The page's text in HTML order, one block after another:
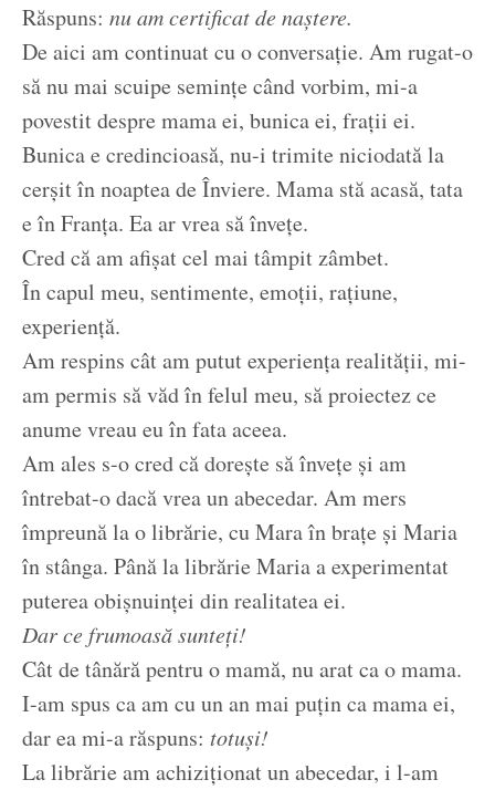
Răspuns: nu am certificat de naștere.
De aici am continuat cu o conversație. Am rugat-o
să nu mai scuipe semințe când vorbim, mi-a
povestit despre mama ei, bunica ei, frații ei.
Bunica e credincioasă, nu-i trimite niciodată la
cerșit în noaptea de Înviere. Mama stă acasă, tata
e în Franța. Ea ar vrea să învețe.
Cred că am afișat cel mai tâmpit zâmbet.
În capul meu, sentimente, emoții, rațiune,
experiență.
Am respins cât am putut experiența realității, mi-
am permis să văd în felul meu, să proiectez ce
anume vreau eu în fata aceea.
Am ales s-o cred că dorește să învețe și am
întrebat-o dacă vrea un abecedar. Am mers
împreună la o librărie, cu Mara în brațe și Maria
în stânga. Până la librărie Maria a experimentat
puterea obișnuinței din realitatea ei.
Dar ce frumoasă sunteți!
Cât de tânără pentru o mamă, nu arat ca o mama.
I-am spus ca am cu un an mai puțin ca mama ei,
dar ea mi-a răspuns: totuși!
La librărie am achiziționat un abecedar, i l-am